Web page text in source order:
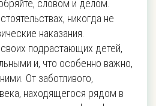
словом и делом.
никогда не
наказания.
подрастающих детей,
и, что особенно важно,
От заботливого,
находящегося рядом в